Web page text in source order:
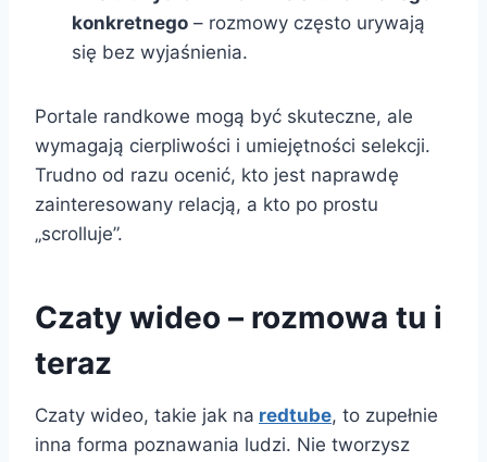
konkretnego – rozmowy często urywają
się bez wyjaśnienia.
Portale randkowe mogą być skuteczne, ale
wymagają cierpliwości i umiejętności selekcji.
Trudno od razu ocenić, kto jest naprawdę
zainteresowany relacją, a kto po prostu
„scrolluje”.
Czaty wideo – rozmowa tu i
teraz
Czaty wideo, takie jak na redtube, to zupełnie
inna forma poznawania ludzi. Nie tworzysz